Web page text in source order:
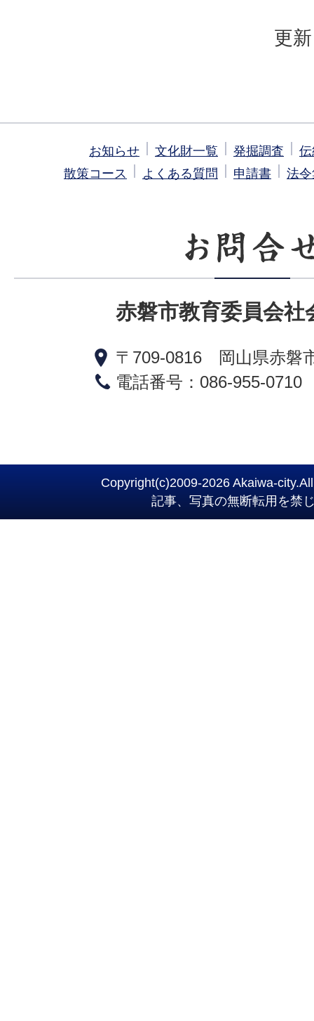
更
お知らせ 文化財一覧 発掘調査
散策コース
よくある質問 申請書 法
赤磐市教育委員会社
〒709-0816 岡山県赤磐
電話番号：086-955-0710
Copyright(c)2009-2026 Akaiwa-
記事、写真の無断転用を禁